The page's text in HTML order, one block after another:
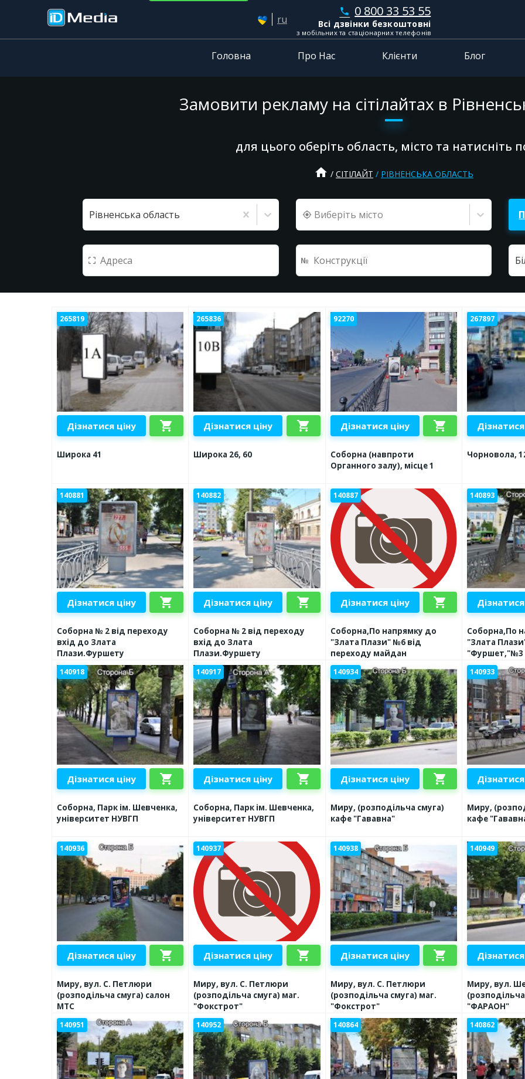
ru
phone 0 800 33 53 55
Всі дзвінки безкоштовні
з мобільних та стаціонарних телефонів
Головна Про Нас Клієнти Блог
Замовити рекламу на сітілайтах в
для цього оберіть область, місто та натисніть
home СІТІЛАЙТ РІВНЕНСЬКА ОБЛАСТЬ
Рівненська область Виберіть місто
265819
Дізнатися ціну shopping_cart
Широка 41
265836
Дізнатися ціну shopping_cart
Широка 26, 60
92270
Дізнатися ціну shopping_cart
Соборна (навпроти
Органного залу), місце 1
267897
Чорновола,
140881
Дізнатися ціну shopping_cart
Соборна № 2 від переходу
вхід до Злата
Плази.Фуршету
140882
Дізнатися ціну shopping_cart
Соборна № 2 від переходу
вхід до Злата
Плази.Фуршету
140887
Дізнатися ціну shopping_cart
Соборна,По напрямку до
"Злата Плази" №6 від
переходу майдан
незалежності
140893
Соборна,По
"Злата
"Фуршет,"№3
140918
Дізнатися ціну shopping_cart
Соборна, Парк ім. Шевченка,
університет НУВГП
140917
Дізнатися ціну shopping_cart
Соборна, Парк ім. Шевченка,
університет НУВГП
140934
Дізнатися ціну shopping_cart
Миру, (розподільча смуга)
кафе "Гававна"
140933
Миру,
кафе
140936
Дізнатися ціну shopping_cart
Миру, вул. С. Петлюри
(розподільча смуга) салон
МТС
140937
Дізнатися ціну shopping_cart
Миру, вул. С. Петлюри
(розподільча смуга) маг.
"Фокстрот"
140938
Дізнатися ціну shopping_cart
Миру, вул. С. Петлюри
(розподільча смуга) маг.
"Фокстрот"
140949
Миру, вул.
"ФАРАОН"
140951 140952 140864 140862